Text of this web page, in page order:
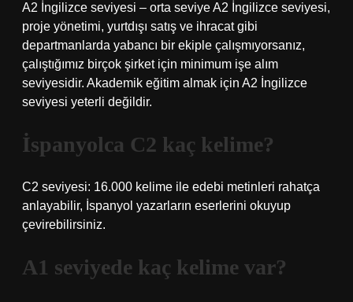
A2 İngilizce seviyesi – orta seviye A2 İngilizce seviyesi,
proje yönetimi, yurtdışı satış ve ihracat gibi
departmanlarda yabancı bir ekiple çalışmıyorsanız,
çalıştığımız birçok şirket için minimum işe alım
seviyesidir. Akademik eğitim almak için A2 İngilizce
seviyesi yeterli değildir.
İspanyolca C2 kaç kelime?
C2 seviyesi: 16.000 kelime ile edebi metinleri rahatça
anlayabilir, İspanyol yazarların eserlerini okuyup
çevirebilirsiniz.
A1 seviyede kaç kelime var?